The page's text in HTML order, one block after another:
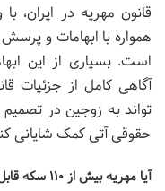
قانون مهریه در
همواره با ابهامات و
است. بسیاری از این
آگاهی کامل از جزئیات
تواند به زوجین در
حقوقی آتی کمک شایانی
آیا مهریه بیش از ۱۱۰ سکه قابل وصول است؟